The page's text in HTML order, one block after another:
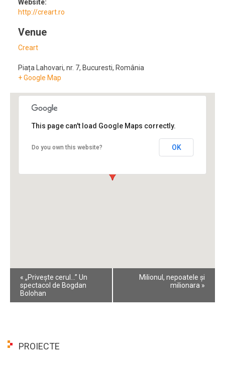
Website:
http://creart.ro
Venue
Creart
Piața Lahovari, nr. 7, Bucuresti, România
+ Google Map
This page can't load Google Maps correctly.
Do you own this website? OK
Event
Navigation
« „Privește cerul...” Un
spectacol de Bogdan
Bolohan
Milionul, nepoatele și
milionara »
PROIECTE